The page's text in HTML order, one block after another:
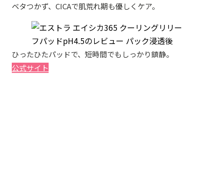
ベタつかず、CICAで肌荒れ期も優しくケア。
ひったひたパッドで、短時間でもしっかり鎮静。
公式サイト